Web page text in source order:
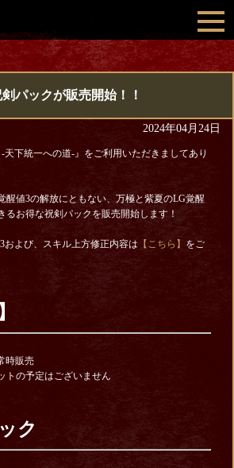
パックが販売開始！！
2024年04月24日
天下統一への道-』をご利用いただきましてあり
醒値3の解放にともない、万極と紫夏のLG覚醒
るお得な祝剣パックを販売開始します！
および、スキル上方修正内容は 【こちら】 をご
時販売
トの予定はございません
ク